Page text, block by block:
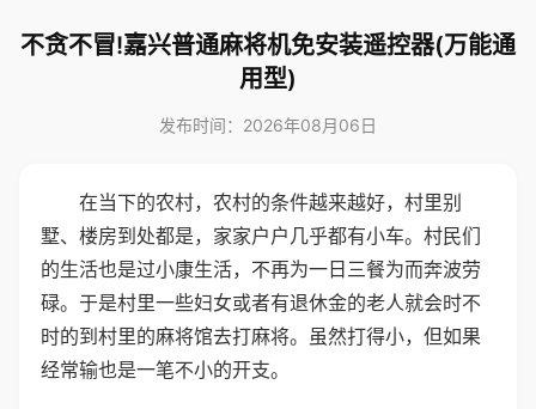
不贪不冒!嘉兴普通麻将机免安装遥控器(万能通
用型)
发布时间：2026年08月06日
在当下的农村，农村的条件越来越好，村里别
墅、楼房到处都是，家家户户几乎都有小车。村民们
的生活也是过小康生活，不再为一日三餐为而奔波劳
碌。于是村里一些妇女或者有退休金的老人就会时不
时的到村里的麻将馆去打麻将。虽然打得小，但如果
经常输也是一笔不小的开支。